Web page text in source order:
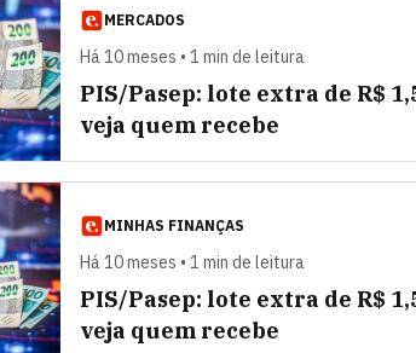
MERCADOS
Há 10 meses • 1 min de leitura
PIS/Pasep: lote extra de R$
veja quem recebe
MINHAS FINANÇAS
Há 10 meses • 1 min de leitura
PIS/Pasep: lote extra de R$
veja quem recebe